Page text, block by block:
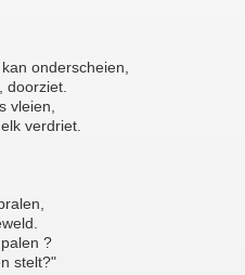
onderscheien,
doorziet.
vleien,
verdriet.
?
stelt?"